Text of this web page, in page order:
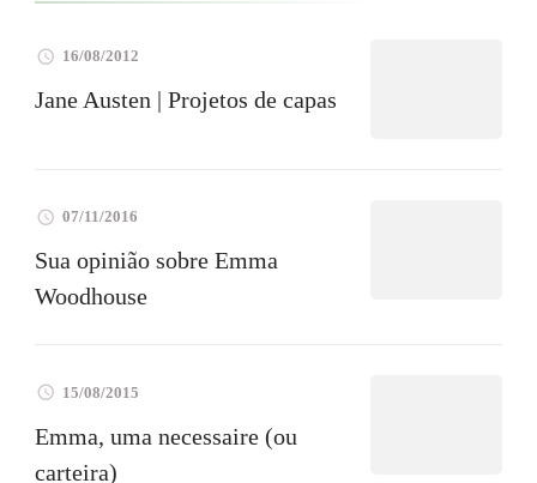
16/08/2012
Jane Austen | Projetos de capas
07/11/2016
Sua opinião sobre Emma
Woodhouse
15/08/2015
Emma, uma necessaire (ou
carteira)